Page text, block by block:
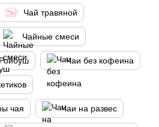
Чай травяной
Чайные смеси
Ройбуш Чаи без кофеина
чая Чаи на развес